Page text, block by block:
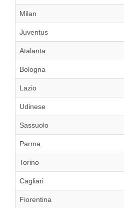
Milan
Juventus
Atalanta
Bologna
Lazio
Udinese
Sassuolo
Parma
Torino
Cagliari
Fiorentina